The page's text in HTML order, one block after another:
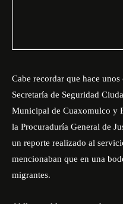
Cabe recordar que hace
Secretaría de Seguridad
Municipal de Cuaxomulco y
la Procuraduría General de
un reporte realizado al
mencionaban que en una
migrantes.